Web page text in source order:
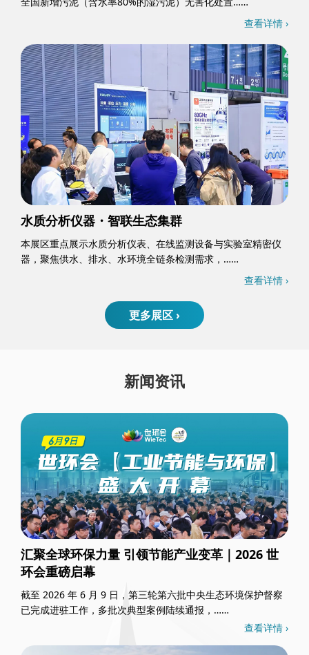
查看详情 ›
水质分析仪器・智联生态集群
本展区重点展示水质分析仪表、在线监测设备与实验室精密仪
器，聚焦供水、排水、水环境全链条检测需求，……
查看详情 ›
更多展区 ›
新闻资讯
汇聚全球环保力量 引领节能产业变革｜2026 世
环会重磅启幕
截至 2026 年 6 月 9 日，第三轮第六批中央生态环境保护督察
已完成进驻工作，多批次典型案例陆续通报，……
查看详情 ›